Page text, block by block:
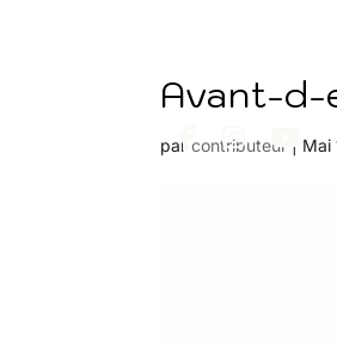
Avant-d-
parcontributeur | Mai